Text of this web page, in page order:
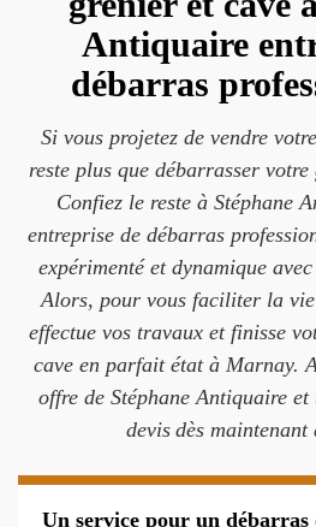
Antiquaire
débarras
Si vous projetez de vendre
reste plus que débarrasser
Confiez le reste à Stéphane
entreprise de débarras
expérimenté et dynamique
Alors, pour vous faciliter la
effectue vos travaux et finisse
cave en parfait état à Marnay.
offre de Stéphane Antiquaire
devis dès
Un service pour un débarras